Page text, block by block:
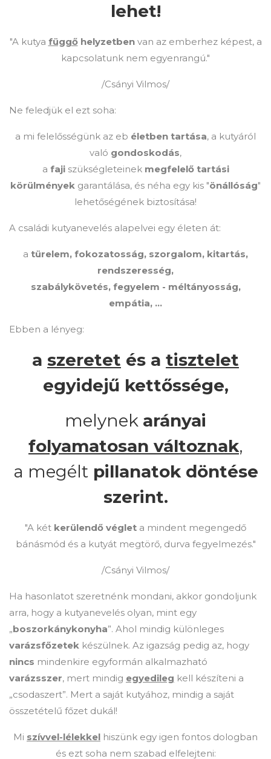
lehet!
"A kutya függőhelyzetbenvan az emberhez képest, a
kapcsolatunk nem egyenrangú."
/Csányi Vilmos/
Ne feledjük el ezt soha:
a mi felelősségünk az eb életben tartása, a kutyáról
való gondoskodás,
a fajiszükségleteinek megfelelő tartási
körülmények garantálása, és néha egy kis "önállóság"
lehetőségének biztosítása!
A családi kutyanevelés alapelvei egy életen át:
a türelem, fokozatosság, szorgalom, kitartás,
rendszeresség,
szabálykövetés, fegyelem - méltányosság,
empátia, ...
Ebben a lényeg:
a szeretet és a tisztelet
egyidejű kettőssége,
melynek arányai
folyamatosan változnak,
a megéltpillanatok döntése
szerint.
"A két kerülendő véglet a mindent megengedő
bánásmód és a kutyát megtörő, durva fegyelmezés."
/Csányi Vilmos/
Ha hasonlatot szeretnénk mondani, akkor gondoljunk
arra, hogy a kutyanevelés olyan, mint egy
„boszorkánykonyha”. Ahol mindig különleges
varázsfőzetek készülnek. Az igazság pedig az, hogy
nincs mindenkire egyformán alkalmazható
varázsszer, mert mindig egyedileg kell készíteni a
„csodaszert”. Mert a saját kutyához, mindig a saját
összetételű főzet dukál!
Mi szívvel-lélekkel hiszünk egy igen fontos dologban
és ezt soha nem szabad elfelejteni: